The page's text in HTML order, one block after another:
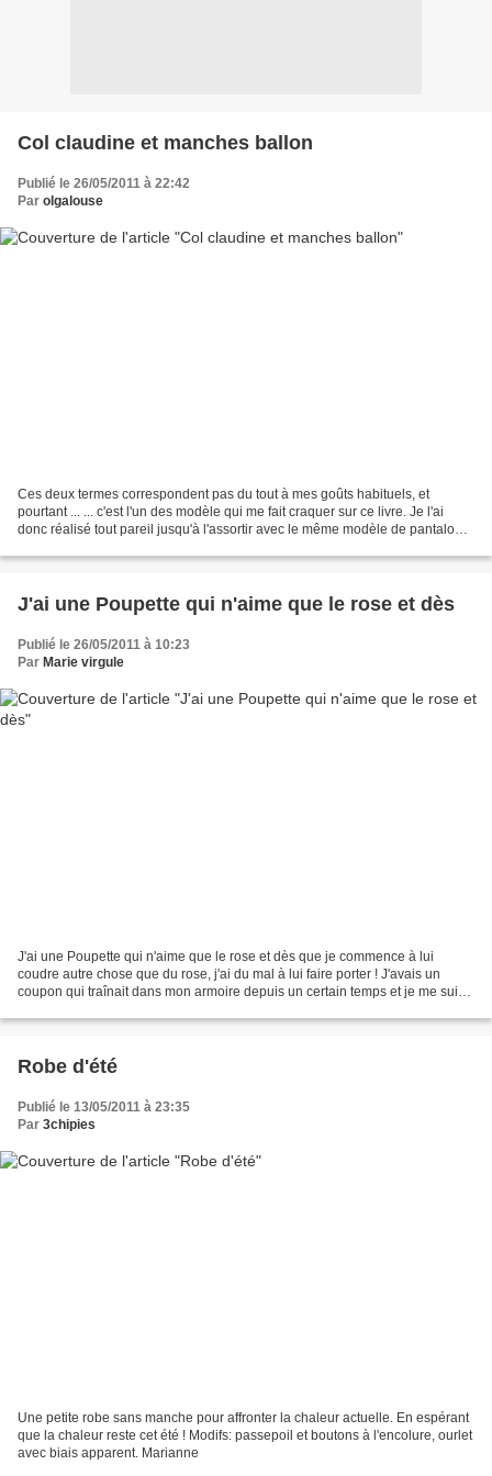
Col claudine et manches ballon
Publié le 26/05/2011 à 22:42
Par olgalouse
Ces deux termes correspondent pas du tout à mes goûts habituels, et
pourtant ... ... c'est l'un des modèle qui me fait craquer sur ce livre. Je l'ai
donc réalisé tout pareil jusqu'à l'assortir avec le même modèle de pantalon.
J'ai une Poupette qui n'aime que le rose et dès
Publié le 26/05/2011 à 10:23
Par Marie virgule
J'ai une Poupette qui n'aime que le rose et dès que je commence à lui
coudre autre chose que du rose, j'ai du mal à lui faire porter ! J'avais un
coupon qui traînait dans mon armoire depuis un certain temps et je me suis
Robe d'été
Publié le 13/05/2011 à 23:35
Par 3chipies
Une petite robe sans manche pour affronter la chaleur actuelle. En espérant
que la chaleur reste cet été ! Modifs: passepoil et boutons à l'encolure, ourlet
avec biais apparent. Marianne